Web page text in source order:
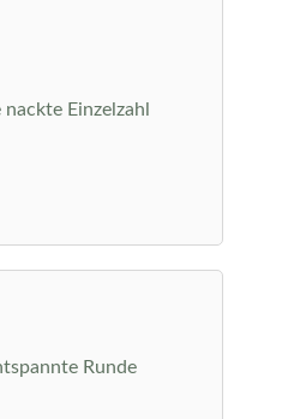
Einzelzahl
Runde